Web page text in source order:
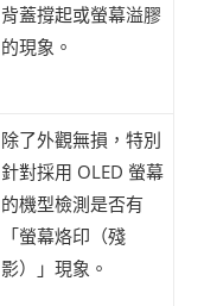
背蓋撐起或螢幕溢膠
的現象。
除了外觀無損，特別
針對採用 OLED 螢幕
的機型檢測是否有
「螢幕烙印（殘
影）」現象。